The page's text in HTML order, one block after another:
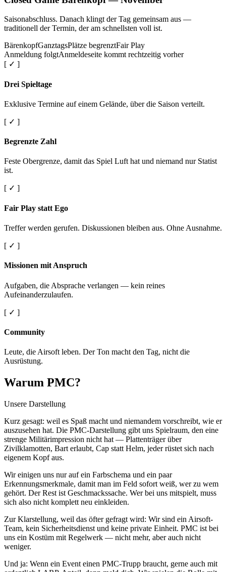
Saisonabschluss. Danach klingt der Tag gemeinsam aus —
traditionell der Termin, der am schnellsten voll ist.
BärenkopfGanztagsPlätze begrenztFair Play
Anmeldung folgtAnmeldeseite kommt rechtzeitig vorher
[ ✓ ]
Drei Spieltage
Exklusive Termine auf einem Gelände, über die Saison verteilt.
[ ✓ ]
Begrenzte Zahl
Feste Obergrenze, damit das Spiel Luft hat und niemand nur Statist
ist.
[ ✓ ]
Fair Play statt Ego
Treffer werden gerufen. Diskussionen bleiben aus. Ohne Ausnahme.
[ ✓ ]
Missionen mit Anspruch
Aufgaben, die Absprache verlangen — kein reines
Aufeinanderzulaufen.
[ ✓ ]
Community
Leute, die Airsoft leben. Der Ton macht den Tag, nicht die
Ausrüstung.
Warum PMC?
Unsere Darstellung
Kurz gesagt: weil es Spaß macht und niemandem vorschreibt, wie er
auszusehen hat. Die PMC-Darstellung gibt uns Spielraum, den eine
strenge Militärimpression nicht hat — Plattenträger über
Zivilklamotten, Bart erlaubt, Cap statt Helm, jeder rüstet sich nach
eigenem Kopf aus.
Wir einigen uns nur auf ein Farbschema und ein paar
Erkennungsmerkmale, damit man im Feld sofort weiß, wer zu wem
gehört. Der Rest ist Geschmackssache. Wer bei uns mitspielt, muss
sich also nicht komplett neu einkleiden.
Zur Klarstellung, weil das öfter gefragt wird: Wir sind ein Airsoft-
Team, kein Sicherheitsdienst und keine private Einheit. PMC ist bei
uns ein Kostüm mit Regelwerk — nicht mehr, aber auch nicht
weniger.
Und ja: Wenn ein Event einen PMC-Trupp braucht, gerne auch mit